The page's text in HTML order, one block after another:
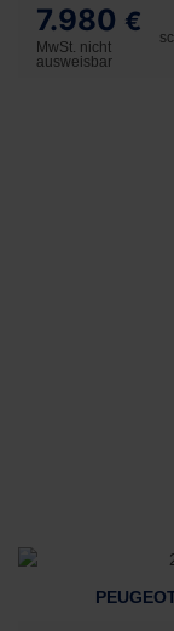
7.980 €
MwSt. nicht
ausweisbar